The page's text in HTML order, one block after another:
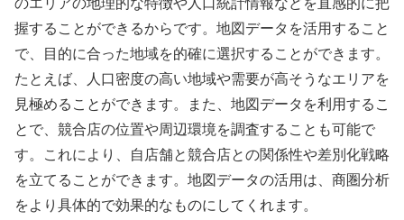
握することができるからです。地図データを活用すること
で、目的に合った地域を的確に選択することができます。
たとえば、人口密度の高い地域や需要が高そうなエリアを
見極めることができます。また、地図データを利用するこ
とで、競合店の位置や周辺環境を調査することも可能で
す。これにより、自店舗と競合店との関係性や差別化戦略
を立てることができます。地図データの活用は、商圏分析
をより具体的で効果的なものにしてくれます。